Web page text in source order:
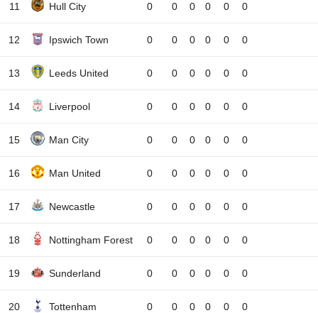
11 Hull City 0 0 0 0 0 0
12 Ipswich Town 0 0 0 0 0 0
13 Leeds United 0 0 0 0 0 0
14 Liverpool 0 0 0 0 0 0
15 Man City 0 0 0 0 0 0
16 Man United 0 0 0 0 0 0
17 Newcastle 0 0 0 0 0 0
18 Nottingham Forest 0 0 0 0 0 0
19 Sunderland 0 0 0 0 0 0
20 Tottenham 0 0 0 0 0 0